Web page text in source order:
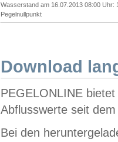
Wasserstand am 16.07.2013 08:00 Uhr:
Pegelnullpunkt
Download
PEGELONLINE
Abflusswerte seit
Bei den